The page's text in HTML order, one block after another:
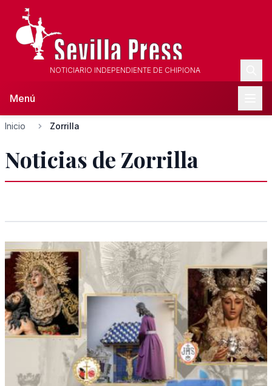
NOTICIARIO INDEPENDIENTE DE CHIPIONA
Menú
Inicio Zorrilla
Noticias de Zorrilla